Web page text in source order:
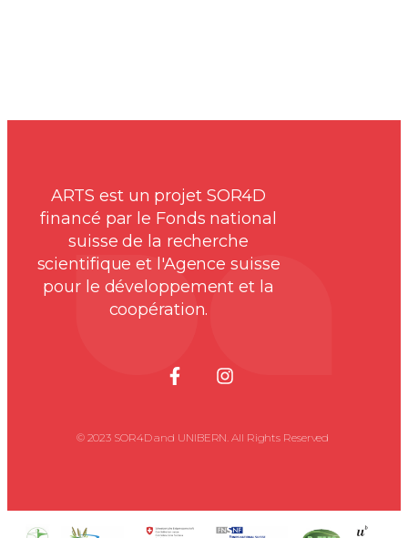
ARTS est un projet SOR4D
financé par le Fonds national
suisse de la recherche
scientifique et l'Agence suisse
pour le développement et la
coopération.
© 2023 SOR4D and UNIBERN. All Rights Reserved ​